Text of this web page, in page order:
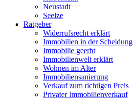
Neustadt
Seelze
Ratgeber
Widerrufsrecht erklärt
Immobilien in der Scheidung
Immobilie geerbt
Immobilienwelt erklärt
Wohnen im Alter
Immobiliensanierung
Verkauf zum richtigen Preis
Privater Immobilienverkauf